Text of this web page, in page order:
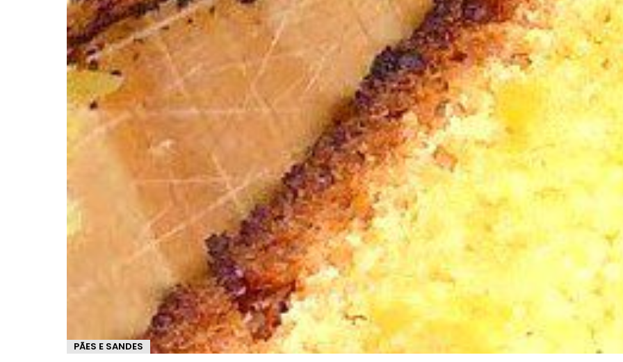
PÃES E SANDES